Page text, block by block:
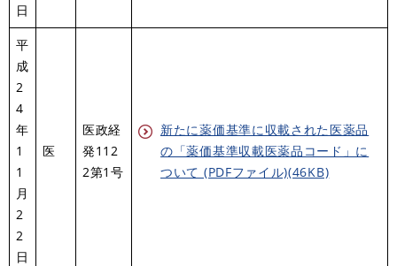
日
平
成
2
4
年
1
1
月
2
2
日
医
医政経
発112
2第1号
新たに薬価基準に収載された医薬品
の「薬価基準収載医薬品コード」に
ついて (PDFファイル)(46KB)